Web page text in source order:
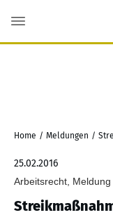
Home / Meldungen /
25.02.2016
Arbeitsrecht, Meldung